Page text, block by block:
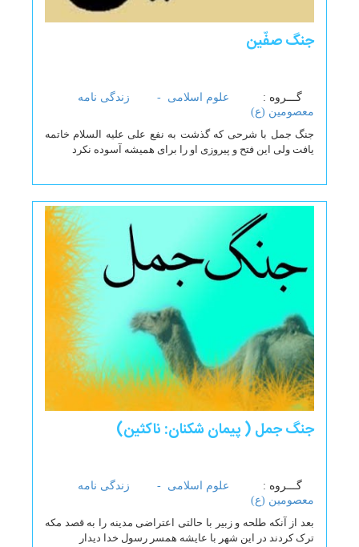
جنگ صفّین
گـــروه : علوم اسلامی -
زندگی نامه
معصومین (ع)
جنگ جمل با شرحی که گذشت به نفع علی علیه السلام خاتمه
یافت ولی این فتح و پیروزی او را برای همیشه آسوده نکرد
جنگ جمل ( پیمان شکنان: ناکثین)
گـــروه : علوم اسلامی -
زندگی نامه
معصومین (ع)
بعد از آنکه طلحه و زبیر با حالتی اعتراضی مدینه را به قصد مکه
ترک کردند در این شهر با عایشه همسر رسول خدا دیدار